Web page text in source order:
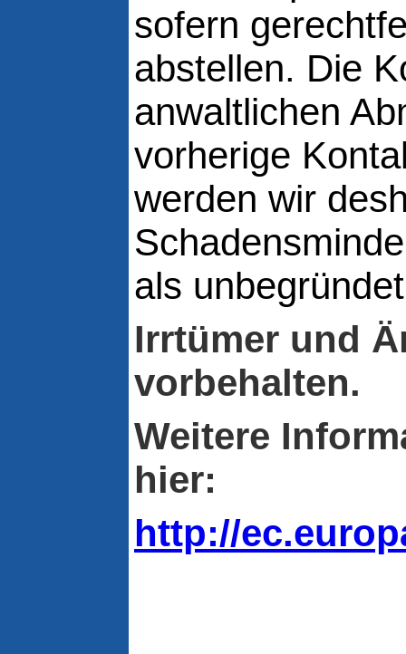
sofern
abstellen. Die
anwaltlichen
vorherige
werden wir
als
Irrtümer und
vorbehalten.
Weitere
hier:
http://